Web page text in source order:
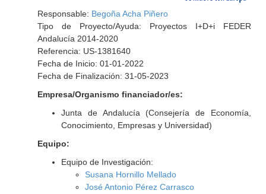
Responsable: Begoña Acha Piñero
Tipo de Proyecto/Ayuda: Proyectos I+D+i FEDER
Andalucía 2014-2020
Referencia: US-1381640
Fecha de Inicio: 01-01-2022
Fecha de Finalización: 31-05-2023
Empresa/Organismo financiador/es:
Junta de Andalucía (Consejería de Economía,
Conocimiento, Empresas y Universidad)
Equipo:
Equipo de Investigación:
Susana Hornillo Mellado
José Antonio Pérez Carrasco